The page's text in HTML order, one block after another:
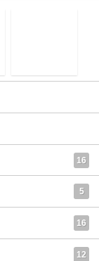
16
5
16
12